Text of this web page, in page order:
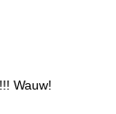
Wauw!